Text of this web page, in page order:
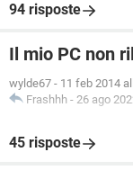
94 risposte
Il mio PC non
wylde67 - 11 feb 2014
Frashhh - 26 ago
45 risposte